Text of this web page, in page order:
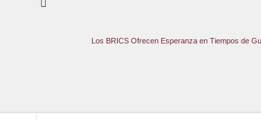
Los BRICS Ofrecen Esperanza en Tiempos de